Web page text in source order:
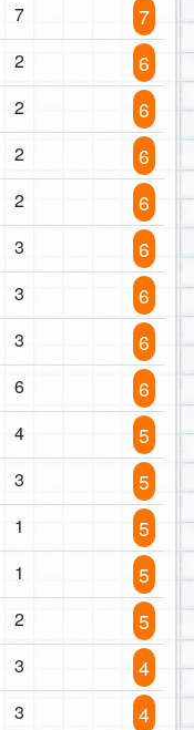
7 7
2 6
2 6
2 6
2 6
3 6
3 6
3 6
6 6
4 5
3 5
1 5
1 5
2 5
3 4
3 4